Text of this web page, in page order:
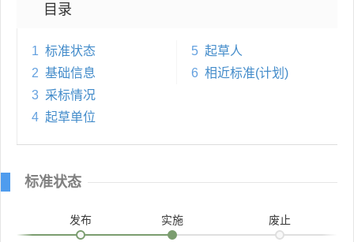
目录
1 标准状态
2 基础信息
3 采标情况
4 起草单位
5 起草人
6 相近标准(计划)
标准状态
发布 实施 废止